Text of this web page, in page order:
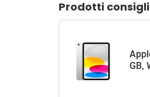
Prodotti
GB,